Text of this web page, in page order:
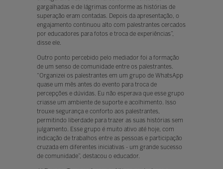
gargalhadas e de lágrimas conforme as histórias de
superação eram contadas. Depois da apresentação, o
engajamento continuou alto com palestrantes cercados
por educadores para fotos e troca de experiências”,
disse ele.
Outro ponto percebido pelo mediador foi a formação
de um senso de comunidade entre os palestrantes.
“Organizei os palestrantes em um grupo de WhatsApp
quase um mês antes do evento para troca de
percepções e dúvidas. Eu não esperava que esse grupo
criasse um ambiente de suporte e acolhimento. Isso
trouxe segurança e conforto aos palestrantes,
permitindo liberdade para trazer as suas histórias sem
julgamento. Esse grupo é muito ativo até hoje, com
indicação de trabalhos entre as pessoas e participação
cruzada em diferentes iniciativas - um grande sucesso
de comunidade”, destacou o educador.